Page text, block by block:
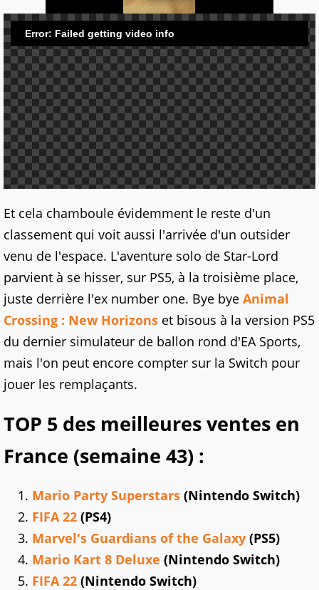
Et cela chamboule évidemment le reste d'un
classement qui voit aussi l'arrivée d'un outsider
venu de l'espace. L'aventure solo de Star-Lord
parvient à se hisser, sur PS5, à la troisième place,
juste derrière l'ex number one. Bye bye Animal
Crossing : New Horizons et bisous à la version PS5
du dernier simulateur de ballon rond d'EA Sports,
mais l'on peut encore compter sur la Switch pour
jouer les remplaçants.
TOP 5 des meilleures ventes en
France (semaine 43) :
Mario Party Superstars (Nintendo Switch)
FIFA 22 (PS4)
Marvel's Guardians of the Galaxy (PS5)
Mario Kart 8 Deluxe (Nintendo Switch)
FIFA 22 (Nintendo Switch)